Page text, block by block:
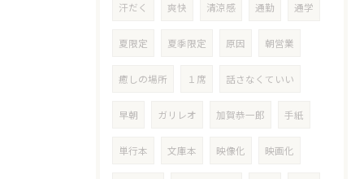
汗だく 爽快 清涼感 通勤 通学
夏限定 夏季限定 原因 朝営業
癒しの場所 １席 話さなくていい
早朝 ガリレオ 加賀恭一郎 手紙
単行本 文庫本 映像化 映画化